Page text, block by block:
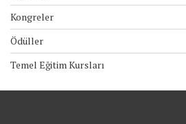
Kongreler
Ödüller
Temel Eğitim Kursları